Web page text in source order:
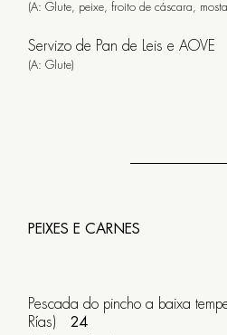
(A: Glute, peixe, froito de cáscara,
Servizo de Pan de Leis e AOVE
(A: Glute)
PEIXES E CARNES
Pescada do pincho a baixa
Rías)
24